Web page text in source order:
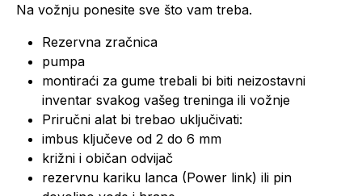
Na vožnju ponesite sve što vam treba.
Rezervna zračnica
pumpa
montiraći za gume trebali bi biti neizostavni
inventar svakog vašeg treninga ili vožnje
Priručni alat bi trebao uključivati:
imbus ključeve od 2 do 6 mm
križni i običan odvijač
rezervnu kariku lanca (Power link) ili pin